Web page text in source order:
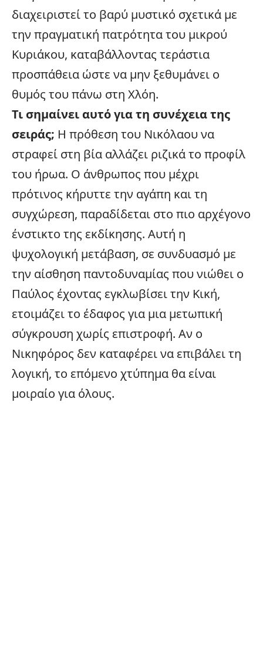
διαχειριστεί το βαρύ μυστικό σχετικά με
την πραγματική πατρότητα του μικρού
Κυριάκου, καταβάλλοντας τεράστια
προσπάθεια ώστε να μην ξεθυμάνει ο
θυμός του πάνω στη Χλόη.
Τι σημαίνει αυτό για τη συνέχεια της
σειράς; Η πρόθεση του Νικόλαου να
στραφεί στη βία αλλάζει ριζικά το προφίλ
του ήρωα. Ο άνθρωπος που μέχρι
πρότινος κήρυττε την αγάπη και τη
συγχώρεση, παραδίδεται στο πιο αρχέγονο
ένστικτο της εκδίκησης. Αυτή η
ψυχολογική μετάβαση, σε συνδυασμό με
την αίσθηση παντοδυναμίας που νιώθει ο
Παύλος έχοντας εγκλωβίσει την Κική,
ετοιμάζει το έδαφος για μια μετωπική
σύγκρουση χωρίς επιστροφή. Αν ο
Νικηφόρος δεν καταφέρει να επιβάλει τη
λογική, το επόμενο χτύπημα θα είναι
μοιραίο για όλους.